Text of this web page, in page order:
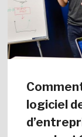
logiciel